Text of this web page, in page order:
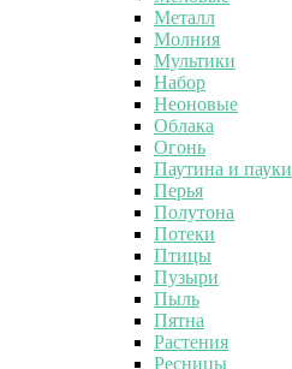
Металл
Молния
Мультики
Набор
Неоновые
Облака
Огонь
Паутина и пауки
Перья
Полутона
Потеки
Птицы
Пузыри
Пыль
Пятна
Растения
Ресницы